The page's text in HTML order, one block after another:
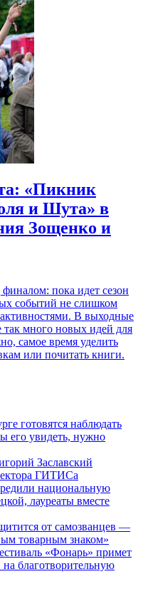
«Пикник
и Шута» в
Зощенко и
пока идет сезон
событий не слишком
В выходные
так много новых идей для
самое время уделить
или почитать книги.
готовятся наблюдать
его увидеть, нужно
Заславский
ГИТИСа
национальную
лауреаты вместе
от самозванцев —
товарным знаком»
«Фонарь» примет
благотворительную